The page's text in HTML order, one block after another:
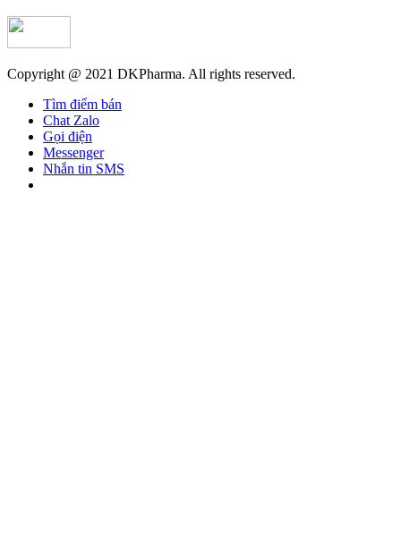
Copyright @ 2021 DKPharma. All rights reserved.
Tìm điểm bán
Chat Zalo
Gọi điện
Messenger
Nhắn tin SMS